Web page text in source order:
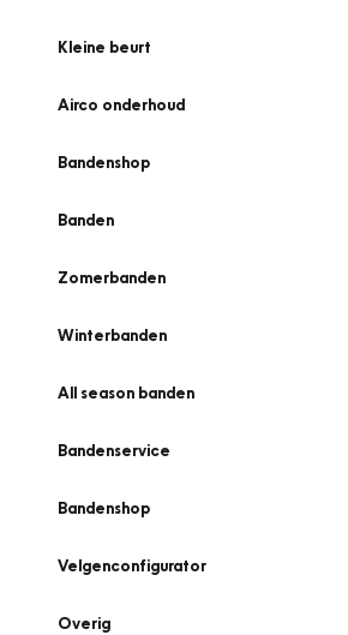
Kleine beurt
Airco onderhoud
Bandenshop
Banden
Zomerbanden
Winterbanden
All season banden
Bandenservice
Bandenshop
Velgenconfigurator
Overig